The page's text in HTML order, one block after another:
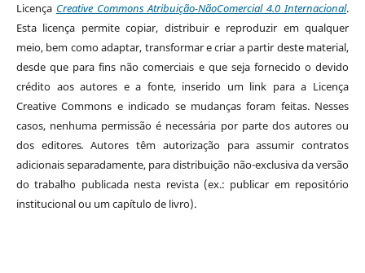
Licença Creative Commons Atribuição-NãoComercial 4.0 Internacional.
Esta licença permite copiar, distribuir e reproduzir em qualquer
meio, bem como adaptar, transformar e criar a partir deste material,
desde que para fins não comerciais e que seja fornecido o devido
crédito aos autores e a fonte, inserido um link para a Licença
Creative Commons e indicado se mudanças foram feitas. Nesses
casos, nenhuma permissão é necessária por parte dos autores ou
dos editores.Autores têm autorização para assumir contratos
adicionais separadamente, para distribuição não-exclusiva da versão
do trabalho publicada nesta revista (ex.: publicar em repositório
institucional ou um capítulo de livro).